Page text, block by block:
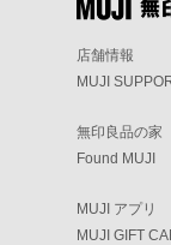
店舗情報
MUJI
無印良品の家
Found MUJI
MUJI アプリ
MUJI GIFT